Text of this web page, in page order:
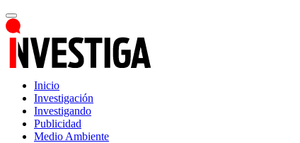
Inicio
Investigación
Investigando
Publicidad
Medio Ambiente